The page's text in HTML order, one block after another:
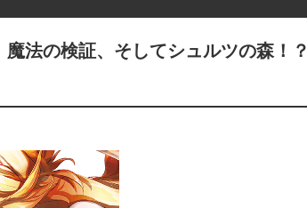
魔法の検証、そしてシュルツの森！？